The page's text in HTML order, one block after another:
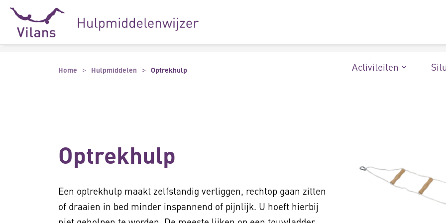
Naar hoofdinhoud
Naar footer
Activiteiten
Home Hulpmiddelen Optrekhulp
Optrekhulp
Een optrekhulp maakt zelfstandig verliggen, rechtop gaan zitten
of draaien in bed minder inspannend of pijnlijk. U hoeft hierbij